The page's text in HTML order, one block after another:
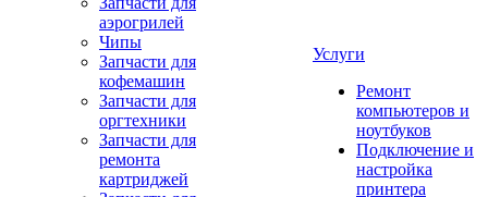
аэрогрилей
Чипы
Запчасти для
кофемашин
Запчасти для
оргтехники
Запчасти для
ремонта
картриджей
Услуги
Ремонт
компьютеров и
ноутбуков
Подключение и
настройка
принтера